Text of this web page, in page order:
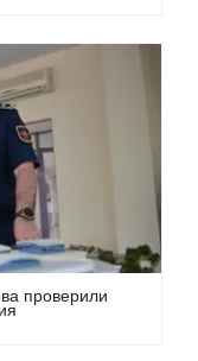
проверили